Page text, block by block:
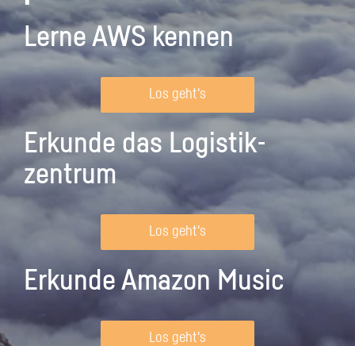
Lerne AWS kennen
Los geht's
Erkunde das Logistik­
zentrum
Los geht's
Erkunde Amazon Music
Los geht's